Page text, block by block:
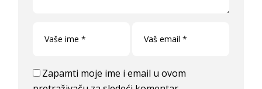
Zapamti moje ime i email u ovom